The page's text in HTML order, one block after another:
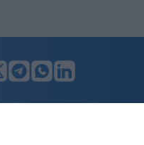
Milano, Largo F. Richini, 2/A,